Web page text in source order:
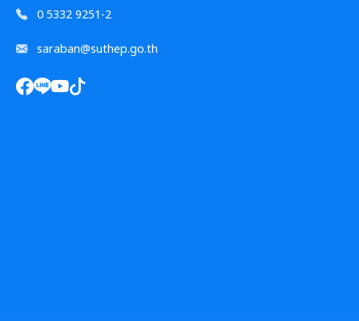
0 5332 9251-2
saraban@suthep.go.th